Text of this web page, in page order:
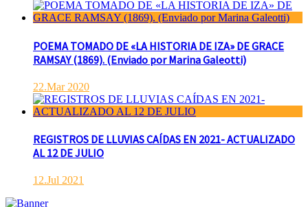
POEMA TOMADO DE «LA HISTORIA DE IZA» DE GRACE
RAMSAY (1869). (Enviado por Marina Galeotti)
22.Mar 2020
REGISTROS DE LLUVIAS CAÍDAS EN 2021- ACTUALIZADO
AL 12 DE JULIO
12.Jul 2021